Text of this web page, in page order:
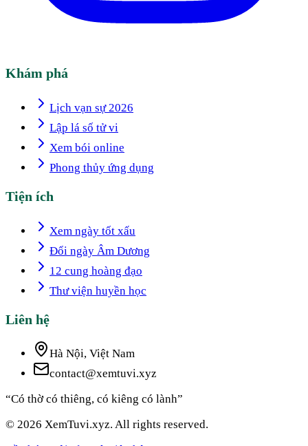
Khám phá
Lịch vạn sự 2026
Lập lá số tử vi
Xem bói online
Phong thủy ứng dụng
Tiện ích
Xem ngày tốt xấu
Đổi ngày Âm Dương
12 cung hoàng đạo
Thư viện huyền học
Liên hệ
Hà Nội, Việt Nam
contact@xemtuvi.xyz
“Có thờ có thiêng, có kiêng có lành”
© 2026 XemTuvi.xyz. All rights reserved.